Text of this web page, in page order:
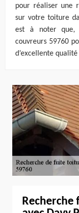
pour réaliser une
sur votre toiture
est à noter que,
couvreurs 59760
d’excellente